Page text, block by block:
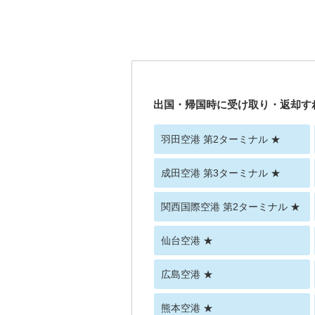
出国・帰国時に受け取り・返却
羽田空港 第2ターミナル ★
成田空港 第3ターミナル ★
関西国際空港 第2ターミナル ★
仙台空港 ★
広島空港 ★
熊本空港 ★